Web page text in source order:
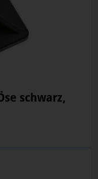
schwarz,